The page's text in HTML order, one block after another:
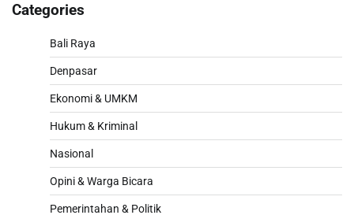
Categories
Bali Raya
Denpasar
Ekonomi & UMKM
Hukum & Kriminal
Nasional
Opini & Warga Bicara
Pemerintahan & Politik